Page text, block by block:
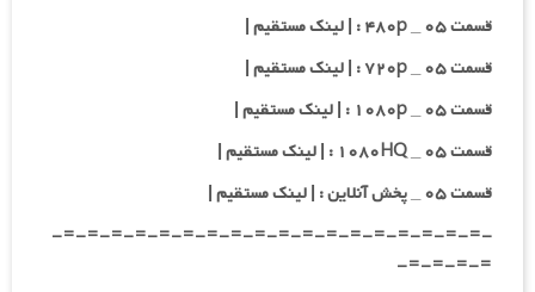
قسمت ۰۵ _ ۴۸۰p : | لینک مستقیم |
قسمت ۰۵ _ ۷۲۰p : | لینک مستقیم |
قسمت ۰۵ _ ۱۰۸۰p : | لینک مستقیم |
قسمت ۰۵ _ ۱۰۸۰HQ : | لینک مستقیم |
قسمت ۰۵ _ پخش آنلاین : | لینک مستقیم |
-=-=-=-=-=-=-=-=-=-=-=-=-=-=-=-=-=-=-
=-=-=-=-